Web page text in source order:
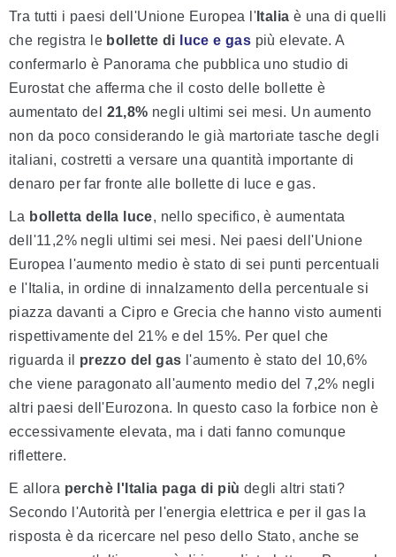
Tra tutti i paesi dell'Unione Europea l' Italia è una di quelli
che registra le bollette di luce e gas più elevate. A
confermarlo è Panorama che pubblica uno studio di
Eurostat che afferma che il costo delle bollette è
aumentato del 21,8% negli ultimi sei mesi. Un aumento
non da poco considerando le già martoriate tasche degli
italiani, costretti a versare una quantità importante di
denaro per far fronte alle bollette di luce e gas.
La bolletta della luce, nello specifico, è aumentata
dell'11,2% negli ultimi sei mesi. Nei paesi dell'Unione
Europea l'aumento medio è stato di sei punti percentuali
e l'Italia, in ordine di innalzamento della percentuale si
piazza davanti a Cipro e Grecia che hanno visto aumenti
rispettivamente del 21% e del 15%. Per quel che
riguarda il prezzo del gas l'aumento è stato del 10,6%
che viene paragonato all'aumento medio del 7,2% negli
altri paesi dell'Eurozona. In questo caso la forbice non è
eccessivamente elevata, ma i dati fanno comunque
riflettere.
E allora perchè l'Italia paga di più degli altri stati?
Secondo l'Autorità per l'energia elettrica e per il gas la
risposta è da ricercare nel peso dello Stato, anche se